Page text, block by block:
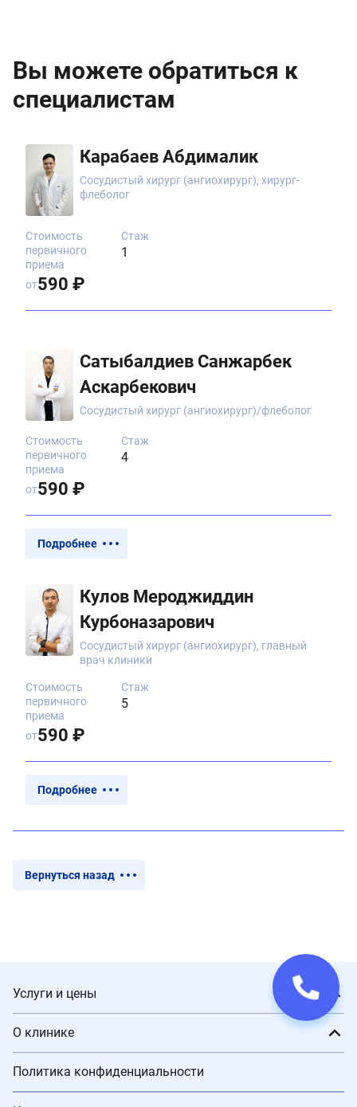
Вы можете обратиться к
специалистам
Карабаев Абдималик
Сосудистый хирург (ангиохирург), хирург-
флеболог
Стаж
1
Стоимость
первичного
приема
от590 ₽
Сатыбалдиев Санжарбек
Аскарбекович
Сосудистый хирург (ангиохирург)/флеболог
Стаж
4
Стоимость
первичного
приема
от590 ₽
Подробнее
Кулов Мероджиддин
Курбоназарович
Сосудистый хирург (ангиохирург), главный
врач клиники
Стаж
5
Стоимость
первичного
приема
от590 ₽
Подробнее
Вернуться назад
Услуги и цены
О клинике
Политика конфиденциальности